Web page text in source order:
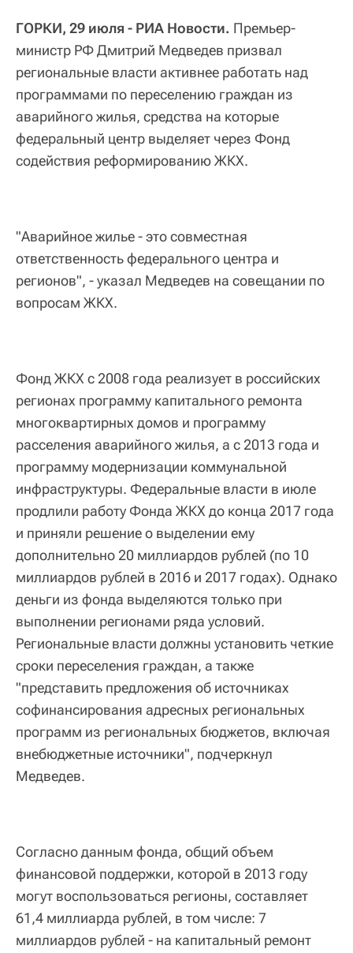
ГОРКИ, 29 июля - РИА Новости. Премьер-
министр РФ Дмитрий Медведев призвал
региональные власти активнее работать над
программами по переселению граждан из
аварийного жилья, средства на которые
федеральный центр выделяет через Фонд
содействия реформированию ЖКХ.
"Аварийное жилье - это совместная
ответственность федерального центра и
регионов", - указал Медведев на совещании по
вопросам ЖКХ.
Фонд ЖКХ с 2008 года реализует в российских
регионах программу капитального ремонта
многоквартирных домов и программу
расселения аварийного жилья, а с 2013 года и
программу модернизации коммунальной
инфраструктуры. Федеральные власти в июле
продлили работу Фонда ЖКХ до конца 2017 года
и приняли решение о выделении ему
дополнительно 20 миллиардов рублей (по 10
миллиардов рублей в 2016 и 2017 годах). Однако
деньги из фонда выделяются только при
выполнении регионами ряда условий.
Региональные власти должны установить четкие
сроки переселения граждан, а также
"представить предложения об источниках
софинансирования адресных региональных
программ из региональных бюджетов, включая
внебюджетные источники", подчеркнул
Медведев.
Согласно данным фонда, общий объем
финансовой поддержки, которой в 2013 году
могут воспользоваться регионы, составляет
61,4 миллиарда рублей, в том числе: 7
миллиардов рублей - на капитальный ремонт